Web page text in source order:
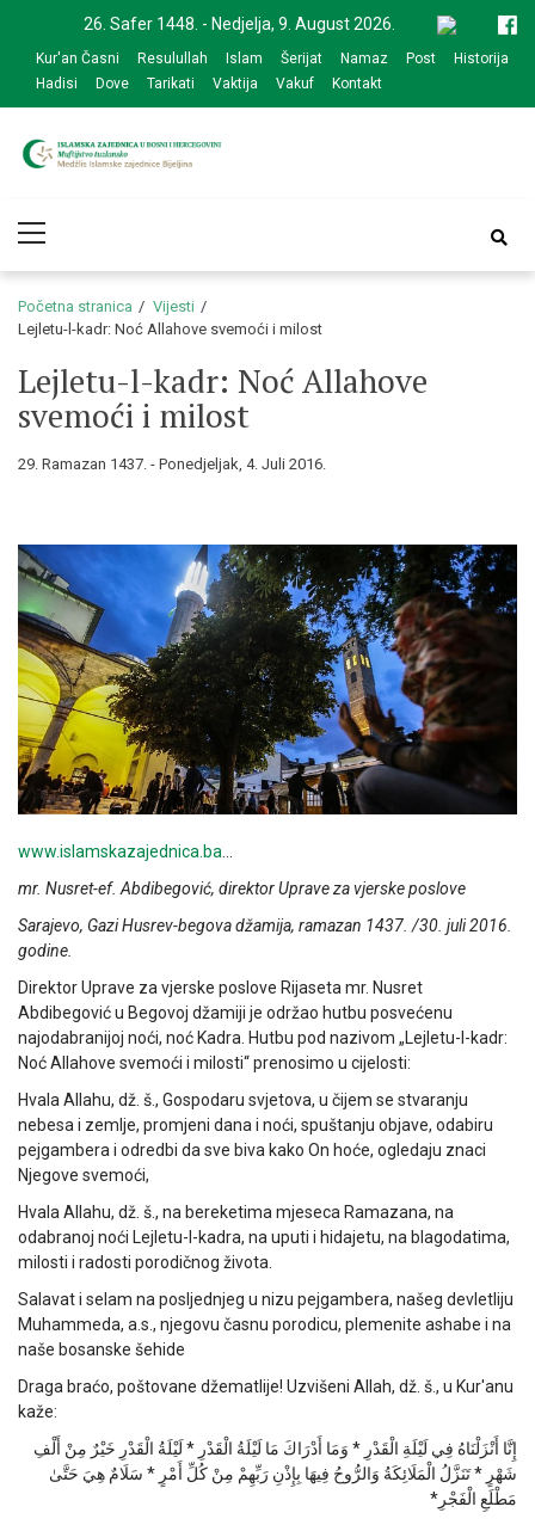
navigation
content
26. Safer 1448. - Nedjelja, 9. August 2026.
Kur'an Časni Resulullah Islam Šerijat Namaz Post
Historija
Hadisi
Dove Tarikati Vaktija Vakuf Kontakt
zajednice Bijeljina
Menu
Početna stranica
Vijesti
Lejletu-l-kadr: Noć Allahove svemoći i milost
Lejletu-l-kadr: Noć Allahove
svemoći i milost
29. Ramazan 1437. - Ponedjeljak, 4. Juli 2016.
www.islamskazajednica.ba
mr. Nusret-ef. Abdibegović, direktor Uprave za vjerske poslove
Sarajevo, Gazi Husrev-begova džamija, ramazan 1437. /30. juli 2016.
godine.
Direktor Uprave za vjerske poslove Rijaseta mr. Nusret
Abdibegović u Begovoj džamiji je održao hutbu posvećenu
najodabranijoj noći, noć Kadra. Hutbu pod nazivom „Lejletu-l-kadr:
Noć Allahove svemoći i milosti“ prenosimo u cijelosti:
Hvala Allahu, dž. š., Gospodaru svjetova, u čijem se stvaranju
nebesa i zemlje, promjeni dana i noći, spuštanju objave, odabiru
pejgambera i odredbi da sve biva kako On hoće, ogledaju znaci
Njegove svemoći,
Hvala Allahu, dž. š., na bereketima mjeseca Ramazana, na
odabranoj noći Lejletu-l-kadra, na uputi i hidajetu, na blagodatima,
milosti i radosti porodičnog života.
Salavat i selam na posljednjeg u nizu pejgambera, našeg devletliju
Muhammeda, a.s., njegovu časnu porodicu, plemenite ashabe i na
naše bosanske šehide
Draga braćo, poštovane džematlije! Uzvišeni Allah, dž. š., u Kur'anu
kaže:
إِنَّا أَنْزَلْنَاهُ فِي لَيْلَةِ الْقَدْرِ * وَمَا أَدْرَاكَ مَا لَيْلَةُ الْقَدْرِ * لَيْلَةُ الْقَدْرِ خَيْرٌ مِنْ أَلْفِ
شَهْرٍ * تَنَزَّلُ الْمَلَائِكَةُ وَالرُّوحُ فِيهَا بِإِذْنِ رَبِّهِمْ مِنْ كُلِّ أَمْرٍ * سَلَامٌ هِيَ حَتَّىٰ
مَطْلَعِ الْفَجْرِ*